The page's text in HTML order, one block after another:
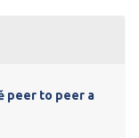
peer to peer a